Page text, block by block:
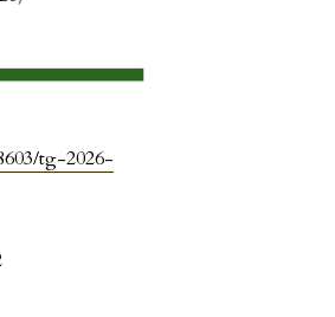
tg-2026-